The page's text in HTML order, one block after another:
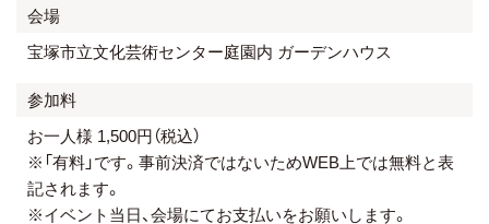
会場
宝塚市立文化芸術センター庭園内 ガーデンハウス
参加料
お一人様 1,500円（税込）
※「有料」です。事前決済ではないためWEB上では無料と表
記されます。
※イベント当日、会場にてお支払いをお願いします。